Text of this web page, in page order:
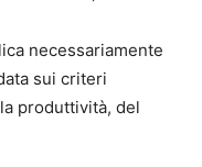
necessariamente
sui criteri
produttività, del